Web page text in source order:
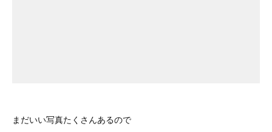
まだいい写真たくさんあるので